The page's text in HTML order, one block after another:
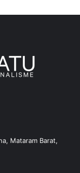
Mataram Barat,